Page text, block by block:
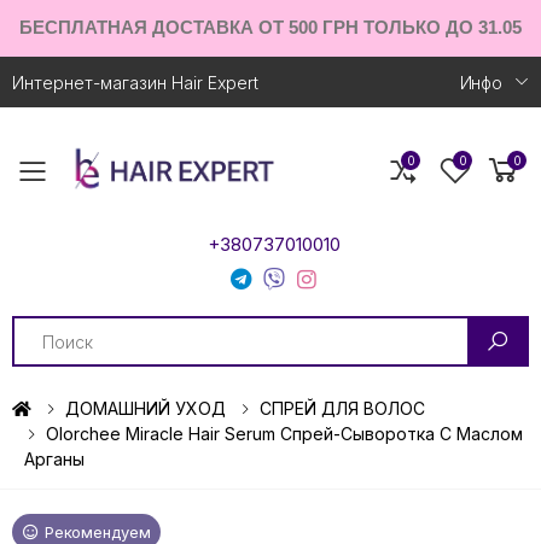
БЕСПЛАТНАЯ ДОСТАВКА ОТ 500 ГРН ТОЛЬКО ДО 31.05
Интернет-магазин Hair Expert Инфо
Toggle mobile menu
+380737010010
Search
0 0 0
ДОМАШНИЙ УХОД
СПРЕЙ ДЛЯ ВОЛОС
Olorchee Miracle Hair Serum Спрей-Сыворотка С Маслом
Арганы
Рекомендуем